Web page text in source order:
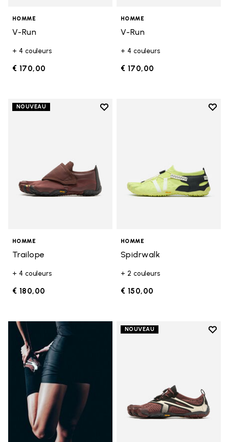
HOMME
V-Run
+ 4 couleurs
€ 170,00
HOMME
V-Run
+ 4 couleurs
€ 170,00
NOUVEAU
Add to wishlist
HOMME
Trailope
+ 4 couleurs
€ 180,00
Add
HOMME
Spidrwalk
+ 2 couleurs
€ 150,00
NOUVEAU
Add